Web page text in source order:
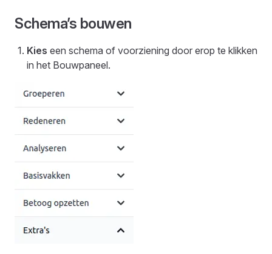
Schema’s bouwen
Kies een schema of voorziening door erop te klikken
in het Bouwpaneel.